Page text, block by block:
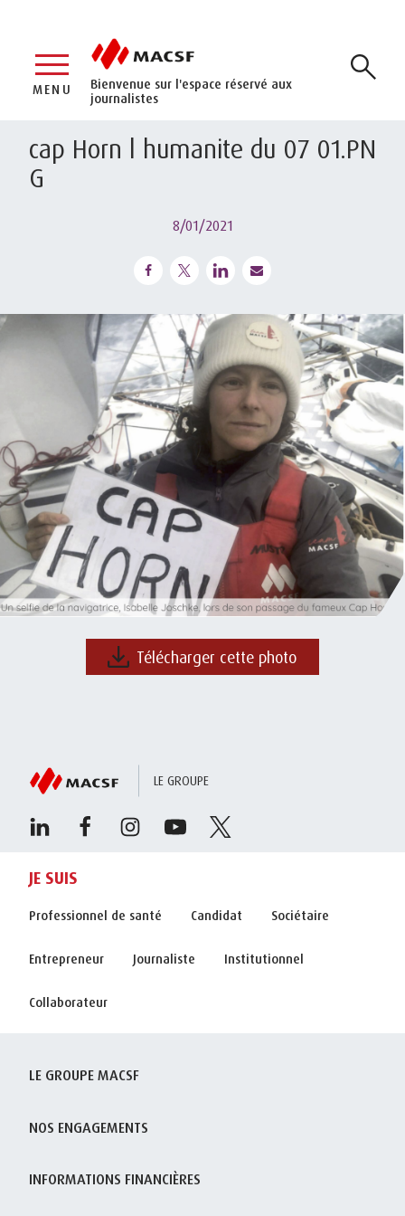
Bienvenue sur l'espace réservé aux
journalistes
MENU
cap Horn l humanite du 07 01.PN
G
8/01/2021
Télécharger cette photo
LE GROUPE
JE SUIS
Professionnel de santé Candidat Sociétaire
Entrepreneur Journaliste Institutionnel
Collaborateur
LE GROUPE MACSF
NOS ENGAGEMENTS
INFORMATIONS FINANCIÈRES